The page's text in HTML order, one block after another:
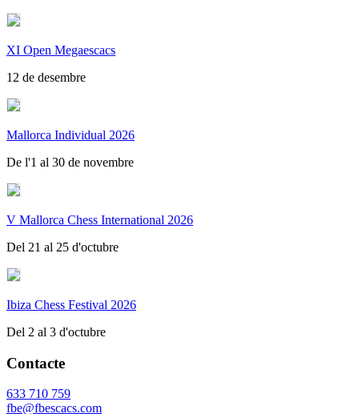
XI Open Megaescacs
12 de desembre
Mallorca Individual 2026
De l'1 al 30 de novembre
V Mallorca Chess International 2026
Del 21 al 25 d'octubre
Ibiza Chess Festival 2026
Del 2 al 3 d'octubre
Contacte
633 710 759
fbe@fbescacs.com